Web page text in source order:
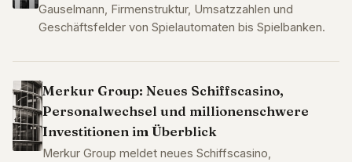
Gauselmann, Firmenstruktur, Umsatzzahlen und
Geschäftsfelder von Spielautomaten bis Spielbanken.
Merkur Group: Neues Schiffscasino,
Personalwechsel und millionenschwere
Investitionen im Überblick
Merkur Group meldet neues Schiffscasino,